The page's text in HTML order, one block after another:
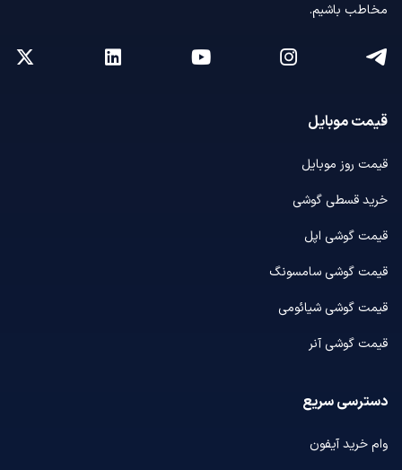
مخاطب باشیم.
قیمت موبایل
قیمت روز موبایل
خرید قسطی گوشی
قیمت گوشی اپل
قیمت گوشی سامسونگ
قیمت گوشی شیائومی
قیمت گوشی آنر
دسترسی سریع
وام خرید آیفون